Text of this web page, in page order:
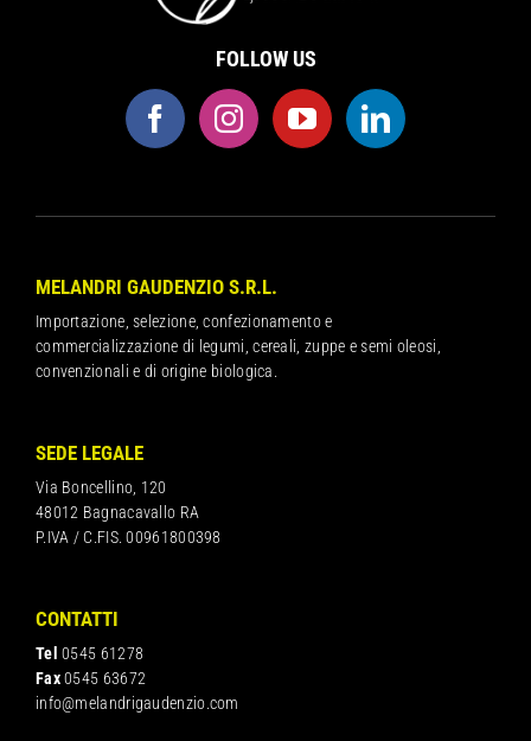
FOLLOW US
MELANDRI GAUDENZIO S.R.L.
Importazione, selezione, confezionamento e
commercializzazione di legumi, cereali, zuppe e semi oleosi,
convenzionali e di origine biologica.
SEDE LEGALE
Via Boncellino, 120
48012 Bagnacavallo RA
P.IVA / C.FIS. 00961800398
CONTATTI
Tel 0545 61278
Fax0545 63672
info@melandrigaudenzio.com